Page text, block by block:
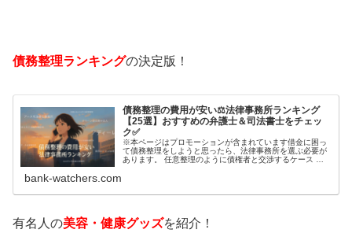
債務整理ランキングの決定版！
債務整理の費用が安い⚖️法律事務所ランキング
【25選】おすすめの弁護士＆司法書士をチェッ
ク✅
※本ページはプロモーションが含まれています借金に困っ
て債務整理をしようと思ったら、法律事務所を選ぶ必要が
あります。 任意整理のように債権者と交渉するケース 自
bank-watchers.com
有名人の美容・健康グッズを紹介！